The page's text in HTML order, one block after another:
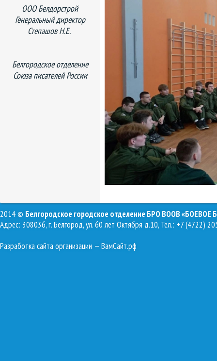
ООО Белдорстрой
Генеральный директор
Степашов Н.Е.
Белгородское отделение
Союза писателей России
2014 © Белгородское городское отделение БРО ВООВ «БОЕВОЕ
Адрес: 308036, г. Белгород, ул. 60 лет Октября д.10, Тел.: +7 (4722)
Разработка сайта организации — ВамСайт.рф